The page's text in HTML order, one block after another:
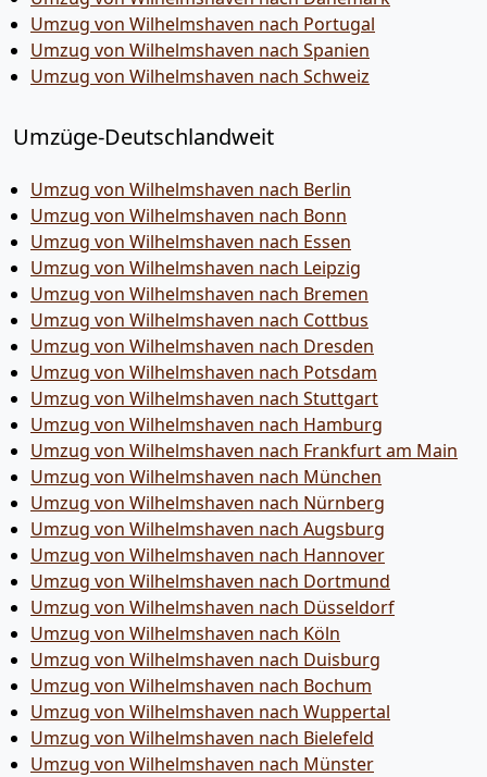
Umzug von Wilhelmshaven nach Portugal
Umzug von Wilhelmshaven nach Spanien
Umzug von Wilhelmshaven nach Schweiz
Umzüge-Deutschlandweit
Umzug von Wilhelmshaven nach Berlin
Umzug von Wilhelmshaven nach Bonn
Umzug von Wilhelmshaven nach Essen
Umzug von Wilhelmshaven nach Leipzig
Umzug von Wilhelmshaven nach Bremen
Umzug von Wilhelmshaven nach Cottbus
Umzug von Wilhelmshaven nach Dresden
Umzug von Wilhelmshaven nach Potsdam
Umzug von Wilhelmshaven nach Stuttgart
Umzug von Wilhelmshaven nach Hamburg
Umzug von Wilhelmshaven nach Frankfurt am Main
Umzug von Wilhelmshaven nach München
Umzug von Wilhelmshaven nach Nürnberg
Umzug von Wilhelmshaven nach Augsburg
Umzug von Wilhelmshaven nach Hannover
Umzug von Wilhelmshaven nach Dortmund
Umzug von Wilhelmshaven nach Düsseldorf
Umzug von Wilhelmshaven nach Köln
Umzug von Wilhelmshaven nach Duisburg
Umzug von Wilhelmshaven nach Bochum
Umzug von Wilhelmshaven nach Wuppertal
Umzug von Wilhelmshaven nach Bielefeld
Umzug von Wilhelmshaven nach Münster